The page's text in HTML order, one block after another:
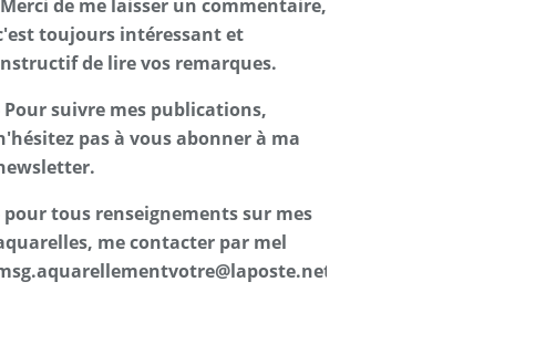
de me laisser un commentaire,
toujours intéressant et
de lire vos remarques.
Pour suivre mes publications,
pas à vous abonner à ma
pour tous renseignements sur mes
me contacter par mel